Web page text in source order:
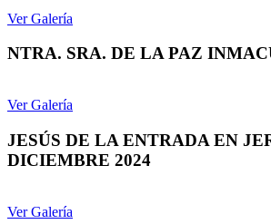
Ver Galería
NTRA. SRA. DE LA PAZ
Ver Galería
JESÚS DE LA ENTRADA EN
DICIEMBRE 2024
Ver Galería